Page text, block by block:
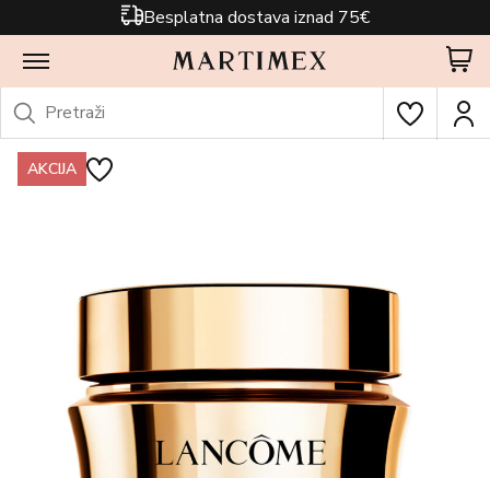
Besplatna dostava iznad 75€
AKCIJA